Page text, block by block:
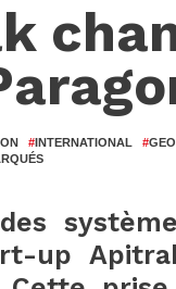
#INTERNATIONAL #
up